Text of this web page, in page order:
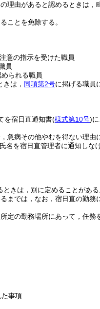
理由があると認めるときは，
ことを免除する。
意の指示を受けた職員
員
られる職員
は， 同項第2号に掲げる職員
を宿日直通知書(様式第10号)
急病その他やむを得ない理
を宿日直管理者に通知しな
きは，別に定めることがある
までは，なお，宿日直の勤務
の勤務場所にあって，任務
事項